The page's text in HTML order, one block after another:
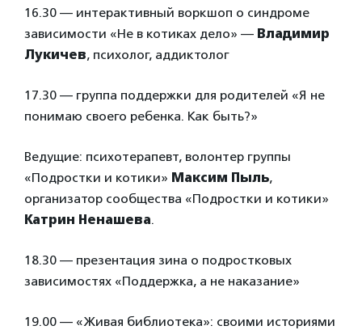
16.30 — интерактивный воркшоп о синдроме
зависимости «Не в котиках дело» — Владимир
Лукичев, психолог, аддиктолог
17.30 — группа поддержки для родителей «Я не
понимаю своего ребенка. Как быть?»
Ведущие: психотерапевт, волонтер группы
«Подростки и котики» Максим Пыль,
организатор сообщества «Подростки и котики»
Катрин Ненашева.
18.30 — презентация зина о подростковых
зависимостях «Поддержка, а не наказание»
19.00 — «Живая библиотека»: своими историями